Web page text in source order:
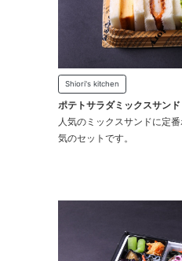
Shiori's kitchen
ポテトサラダミックスサンド
人気のミックスサンドに定
気のセットです。